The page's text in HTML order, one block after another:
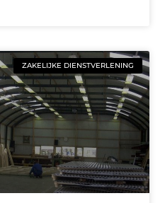
ZAKELIJKE DIENSTVERLENING